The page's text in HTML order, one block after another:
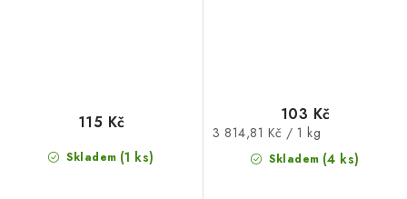
Skladem (1 ks)
115 Kč
Skladem (4 ks)
103 Kč
Měrná
3 814,81 Kč / 1 kg